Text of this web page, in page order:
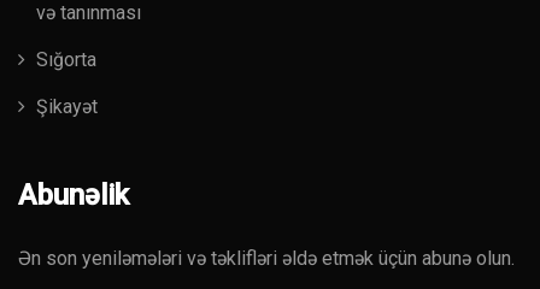
və tanınması
Sığorta
Şikayət
Abunəlik
Ən son yeniləmələri və təklifləri əldə etmək üçün abunə olun.